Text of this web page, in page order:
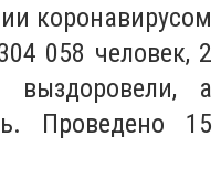
коронавирусом
058 человек, 2
а
Проведено 15